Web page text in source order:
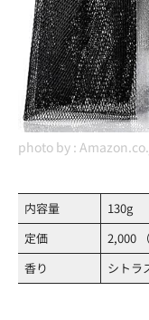
photo by :
内容量
130g
定価
2,000
香り
シトラ